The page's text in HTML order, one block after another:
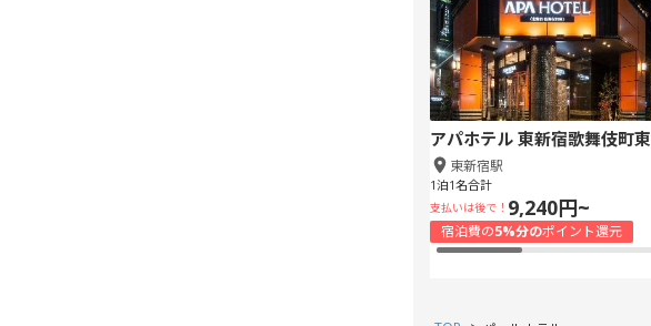
アパホテル 東新宿歌舞伎町東
東新宿駅
1泊1名合計
支払いは後で！ 9,240円~
宿泊費の5%分のポイント還元